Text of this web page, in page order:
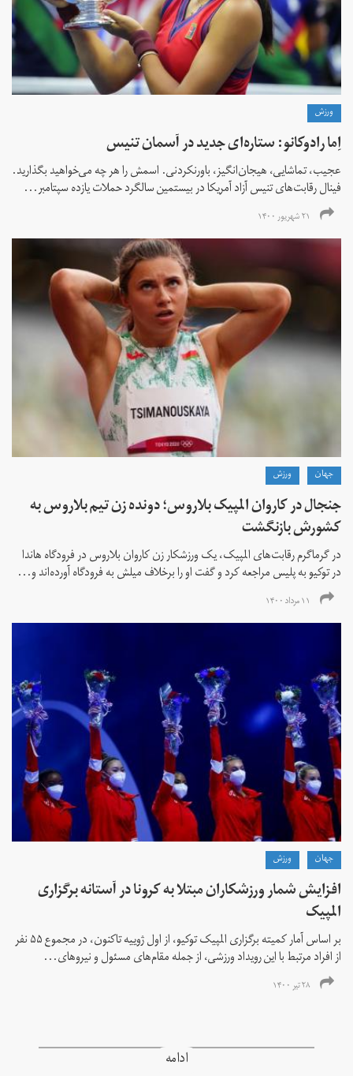
ورزش
اِما رادوکانو: ستاره‌ای جدید در آسمان تنیس
عجیب، تماشایی، هیجان‌انگیز، باورنکردنی. اسمش را هر چه می‌خواهید بگذارید.
فینال رقابت‌های تنیس آزاد آمریکا در بیستمین سالگرد حملات یازده سپتامبر...
۲۱ شهریور ۱۴۰۰
جهان ورزش
جنجال در کاروان المپیک بلاروس؛ دونده زن تیم بلاروس به
کشورش بازنگشت
در گرماگرم رقابت‌های المپیک، یک ورزشکار زن کاروان بلاروس در فرودگاه هاندا
در توکیو به پلیس مراجعه کرد و گفت او را برخلاف میلش به فرودگاه آورده‌اند و...
۱۱ مرداد ۱۴۰۰
جهان ورزش
افزایش شمار ورزشکاران مبتلا به کرونا در آستانه برگزاری
المپیک
بر اساس آمار کمیته برگزاری المپیک توکیو، از اول ژوییه تاکنون، در مجموع ۵۵ نفر
از افراد مرتبط با این رویداد ورزشی، از جمله مقام‌های مسئول و نیروهای...
۲۸ تیر ۱۴۰۰
ادامه